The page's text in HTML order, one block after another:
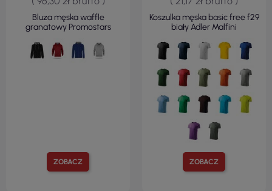
ZOBACZ
Bluza męska waffle
granatowy Promostars
ZOBACZ
Koszulka męska basic free f29
biały Adler Malfini